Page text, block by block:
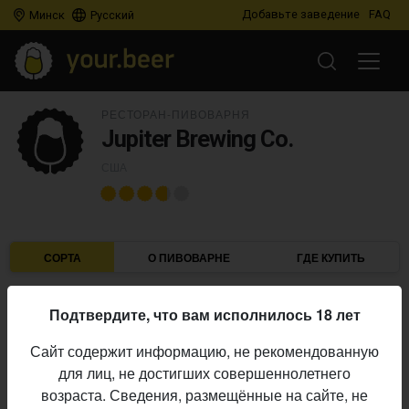
Минск Русский Добавьте заведение FAQ
Jupiter Brewing Co.
СОРТА О ПИВОВАРНЕ ГДЕ КУПИТЬ
ABV ДАТА В ПРОДАЖЕ
JUPITER BREWING CO.
Discovery One
Подтвердите, что вам исполнилось 18 лет
Сайт содержит информацию, не рекомендованную
для лиц, не достигших совершеннолетнего
возраста. Сведения, размещённые на сайте, не